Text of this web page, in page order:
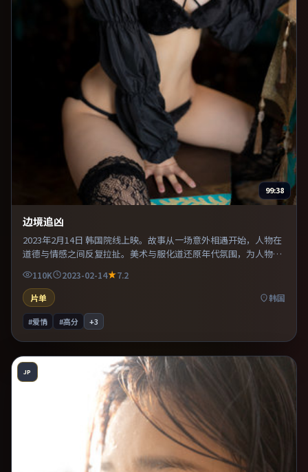
99:38
边境追凶
2023年2月14日 韩国院线上映。故事从一场意外相遇开始，人物在
道德与情感之间反复拉扯。美术与服化道还原年代氛围，为人物动
机提供可信支撑。推荐给偏爱群像戏与命运母题的影迷。
110K 2023-02-14
7.2
片单
韩国
#爱情 #高分 +3
JP